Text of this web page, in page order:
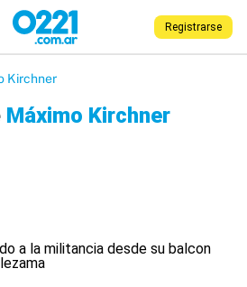
Registrarse
Kirchner
Máximo Kirchner